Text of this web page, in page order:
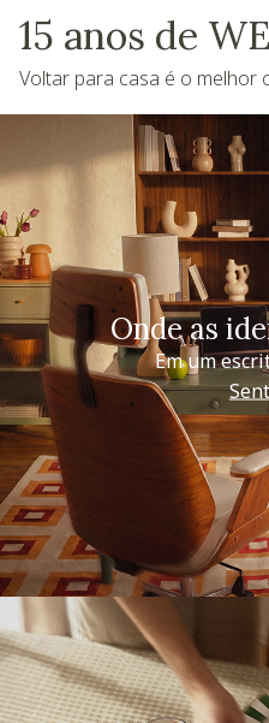
15 anos de
Voltar para casa é o melhor
Onde as
Em um